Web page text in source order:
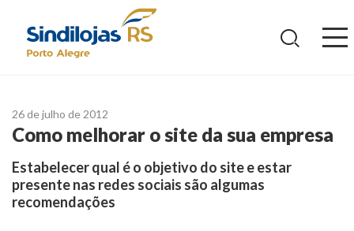
26 de julho de 2012
Como melhorar o site da sua empresa
Estabelecer qual é o objetivo do site e estar
presente nas redes sociais são algumas
recomendações